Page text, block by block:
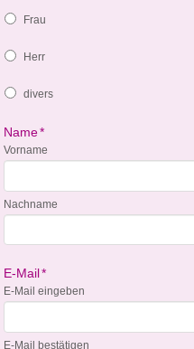
Frau
Herr
divers
Name*
Vorname
Nachname
E-Mail*
E-Mail eingeben
E-Mail bestätigen